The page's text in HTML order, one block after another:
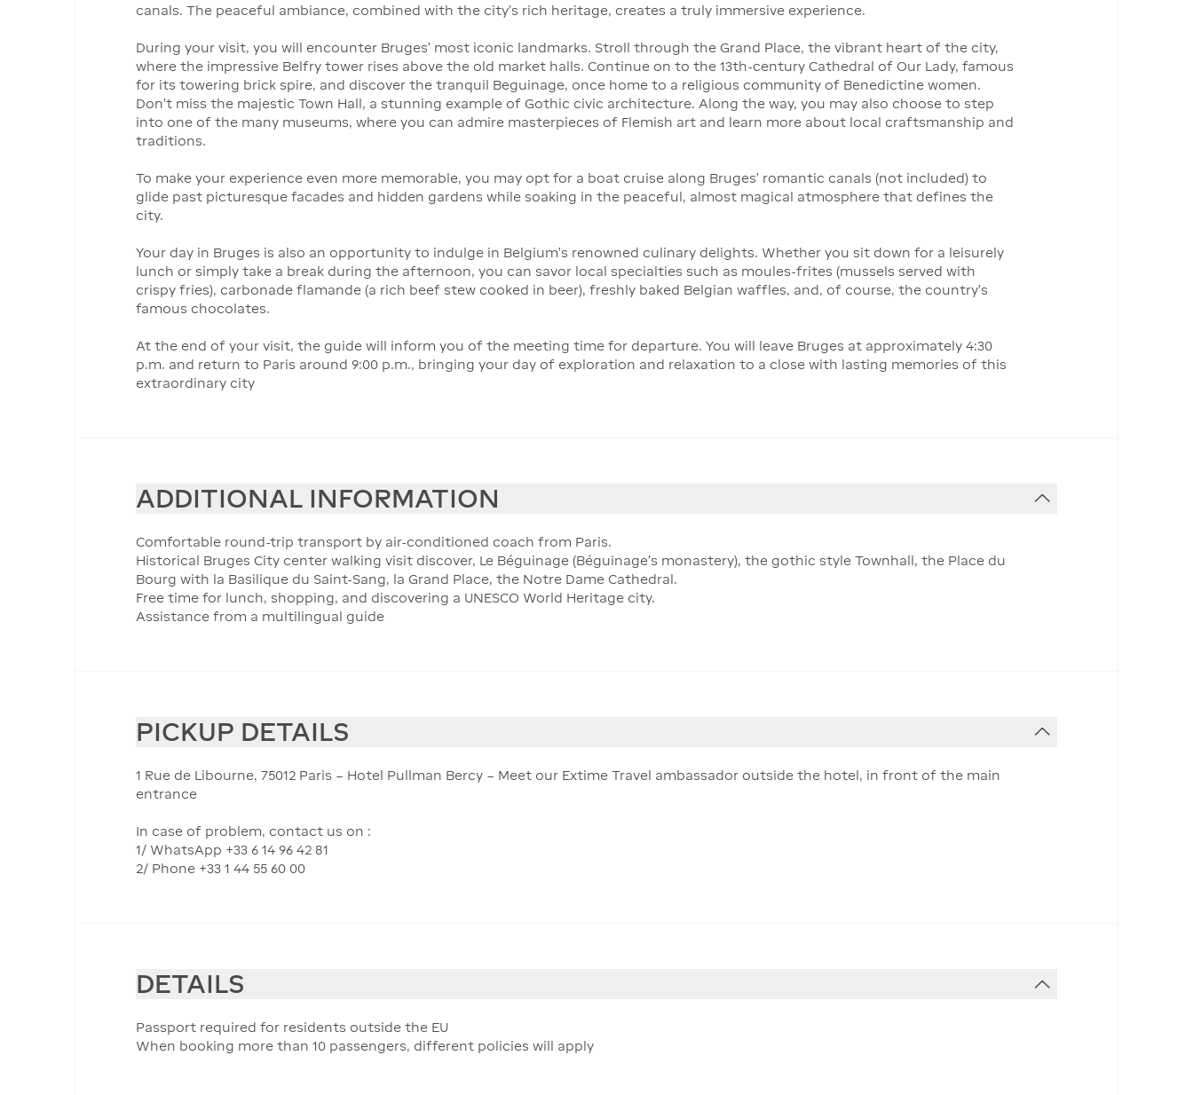
canals. The peaceful ambiance, combined with the city’s rich heritage, creates a truly immersive experience.
During your visit, you will encounter Bruges’ most iconic landmarks. Stroll through the Grand Place, the vibrant heart of the city,
where the impressive Belfry tower rises above the old market halls. Continue on to the 13th-century Cathedral of Our Lady, famous
for its towering brick spire, and discover the tranquil Beguinage, once home to a religious community of Benedictine women.
Don’t miss the majestic Town Hall, a stunning example of Gothic civic architecture. Along the way, you may also choose to step
into one of the many museums, where you can admire masterpieces of Flemish art and learn more about local craftsmanship and
traditions.
To make your experience even more memorable, you may opt for a boat cruise along Bruges’ romantic canals (not included) to
glide past picturesque facades and hidden gardens while soaking in the peaceful, almost magical atmosphere that defines the
city.
Your day in Bruges is also an opportunity to indulge in Belgium’s renowned culinary delights. Whether you sit down for a leisurely
lunch or simply take a break during the afternoon, you can savor local specialties such as moules-frites (mussels served with
crispy fries), carbonade flamande (a rich beef stew cooked in beer), freshly baked Belgian waffles, and, of course, the country’s
famous chocolates.
At the end of your visit, the guide will inform you of the meeting time for departure. You will leave Bruges at approximately 4:30
p.m. and return to Paris around 9:00 p.m., bringing your day of exploration and relaxation to a close with lasting memories of this
extraordinary city
ADDITIONAL INFORMATION
Comfortable round-trip transport by air-conditioned coach from Paris.
Historical Bruges City center walking visit discover, Le Béguinage (Béguinage's monastery), the gothic style Townhall, the Place du
Bourg with la Basilique du Saint-Sang, la Grand Place, the Notre Dame Cathedral.
Free time for lunch, shopping, and discovering a UNESCO World Heritage city.
Assistance from a multilingual guide
PICKUP DETAILS
1 Rue de Libourne, 75012 Paris – Hotel Pullman Bercy – Meet our Extime Travel ambassador outside the hotel, in front of the main
entrance
In case of problem, contact us on :
1/ WhatsApp +33 6 14 96 42 81
2/ Phone +33 1 44 55 60 00
DETAILS
Passport required for residents outside the EU
When booking more than 10 passengers, different policies will apply